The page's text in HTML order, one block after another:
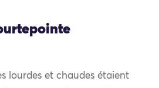
lourdes et chaudes étaient